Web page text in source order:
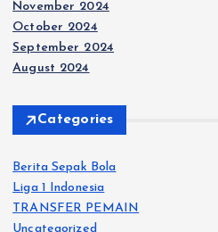
November 2024
October 2024
September 2024
August 2024
Categories
Berita Sepak Bola
Liga 1 Indonesia
TRANSFER PEMAIN
Uncategorized